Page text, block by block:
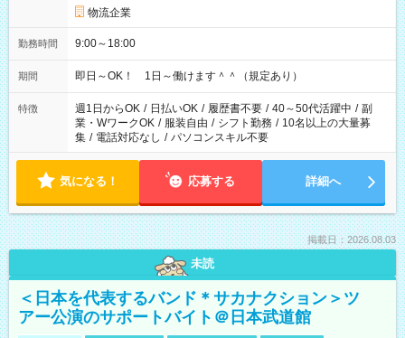
物流企業
勤務時間 9:00～18:00
期間 即日～OK！ 1日～働けます＾＾（規定あり）
特徴 週1日からOK / 日払いOK / 履歴書不要 / 40～50代活躍中 / 副
業・WワークOK / 服装自由 / シフト勤務 / 10名以上の大量募
集 / 電話対応なし / パソコンスキル不要
気になる！ 応募する 詳細へ
掲載日：2026.08.03
未読
＜日本を代表するバンド＊サカナクション＞ツ
アー公演のサポートバイト＠日本武道館